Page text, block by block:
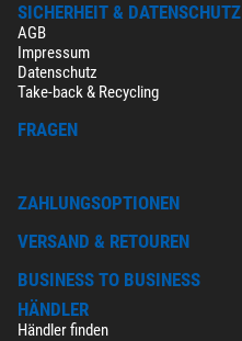
SICHERHEIT & DATENSCHUTZ
AGB
Impressum
Datenschutz
Take-back & Recycling
FRAGEN
ZAHLUNGSOPTIONEN
VERSAND & RETOUREN
BUSINESS TO BUSINESS
HÄNDLER
Händler finden